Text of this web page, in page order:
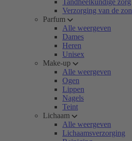
Tandheelkundige zorg
Verzorging van de zon
Parfum
Alle weergeven
Dames
Heren
Unisex
Make-up
Alle weergeven
Ogen
Lippen
Nagels
Teint
Lichaam
Alle weergeven
Lichaamsverzorging